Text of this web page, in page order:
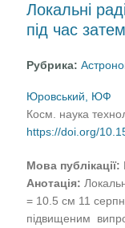
Локальні
під час
Рубрика:
Юровський, ЮФ
Косм. наука
https://doi.org/
Мова публікації:
Анотація:
= 10.5 см 11
підвищеним